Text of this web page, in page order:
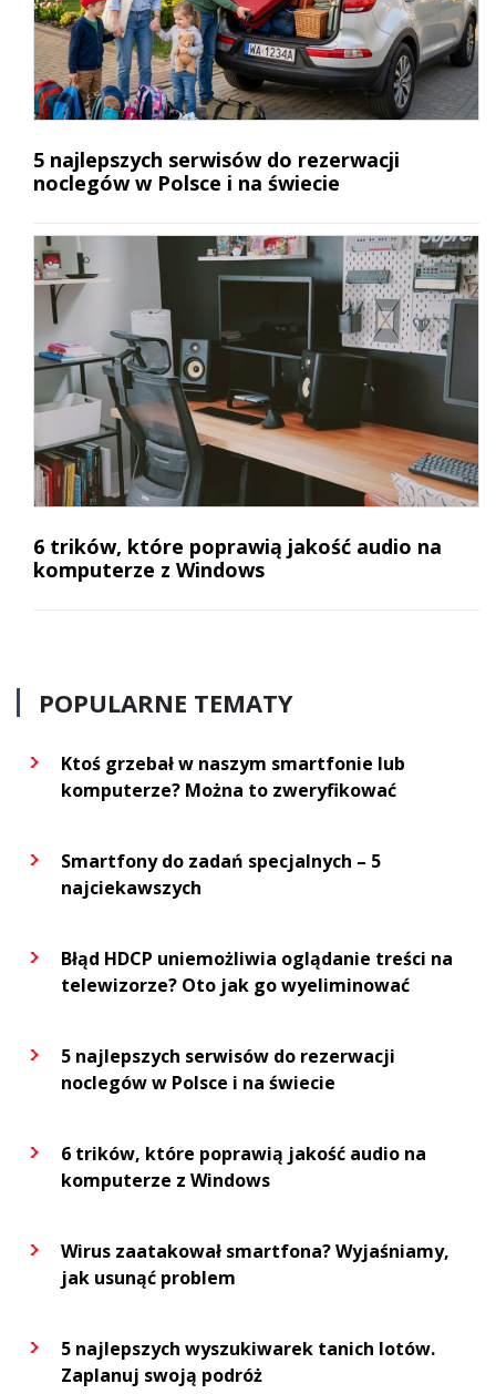
5 najlepszych serwisów do rezerwacji
noclegów w Polsce i na świecie
6 trików, które poprawią jakość audio na
komputerze z Windows
POPULARNE TEMATY
Ktoś grzebał w naszym smartfonie lub
komputerze? Można to zweryfikować
Smartfony do zadań specjalnych – 5
najciekawszych
Błąd HDCP uniemożliwia oglądanie treści na
telewizorze? Oto jak go wyeliminować
5 najlepszych serwisów do rezerwacji
noclegów w Polsce i na świecie
6 trików, które poprawią jakość audio na
komputerze z Windows
Wirus zaatakował smartfona? Wyjaśniamy,
jak usunąć problem
5 najlepszych wyszukiwarek tanich lotów.
Zaplanuj swoją podróż